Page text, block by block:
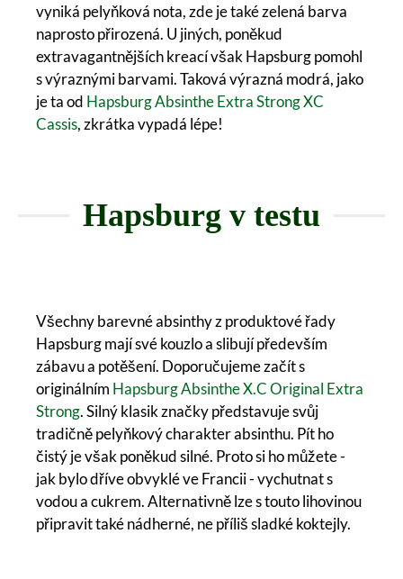
vyniká pelyňková nota, zde je také zelená barva
naprosto přirozená. U jiných, poněkud
extravagantnějších kreací však Hapsburg pomohl
s výraznými barvami. Taková výrazná modrá, jako
je ta od Hapsburg Absinthe Extra Strong XC
Cassis, zkrátka vypadá lépe!
Hapsburg v testu
Všechny barevné absinthy z produktové řady
Hapsburg mají své kouzlo a slibují především
zábavu a potěšení. Doporučujeme začít s
originálním Hapsburg Absinthe X.C Original Extra
Strong. Silný klasik značky představuje svůj
tradičně pelyňkový charakter absinthu. Pít ho
čistý je však poněkud silné. Proto si ho můžete -
jak bylo dříve obvyklé ve Francii - vychutnat s
vodou a cukrem. Alternativně lze s touto lihovinou
připravit také nádherné, ne příliš sladké koktejly.